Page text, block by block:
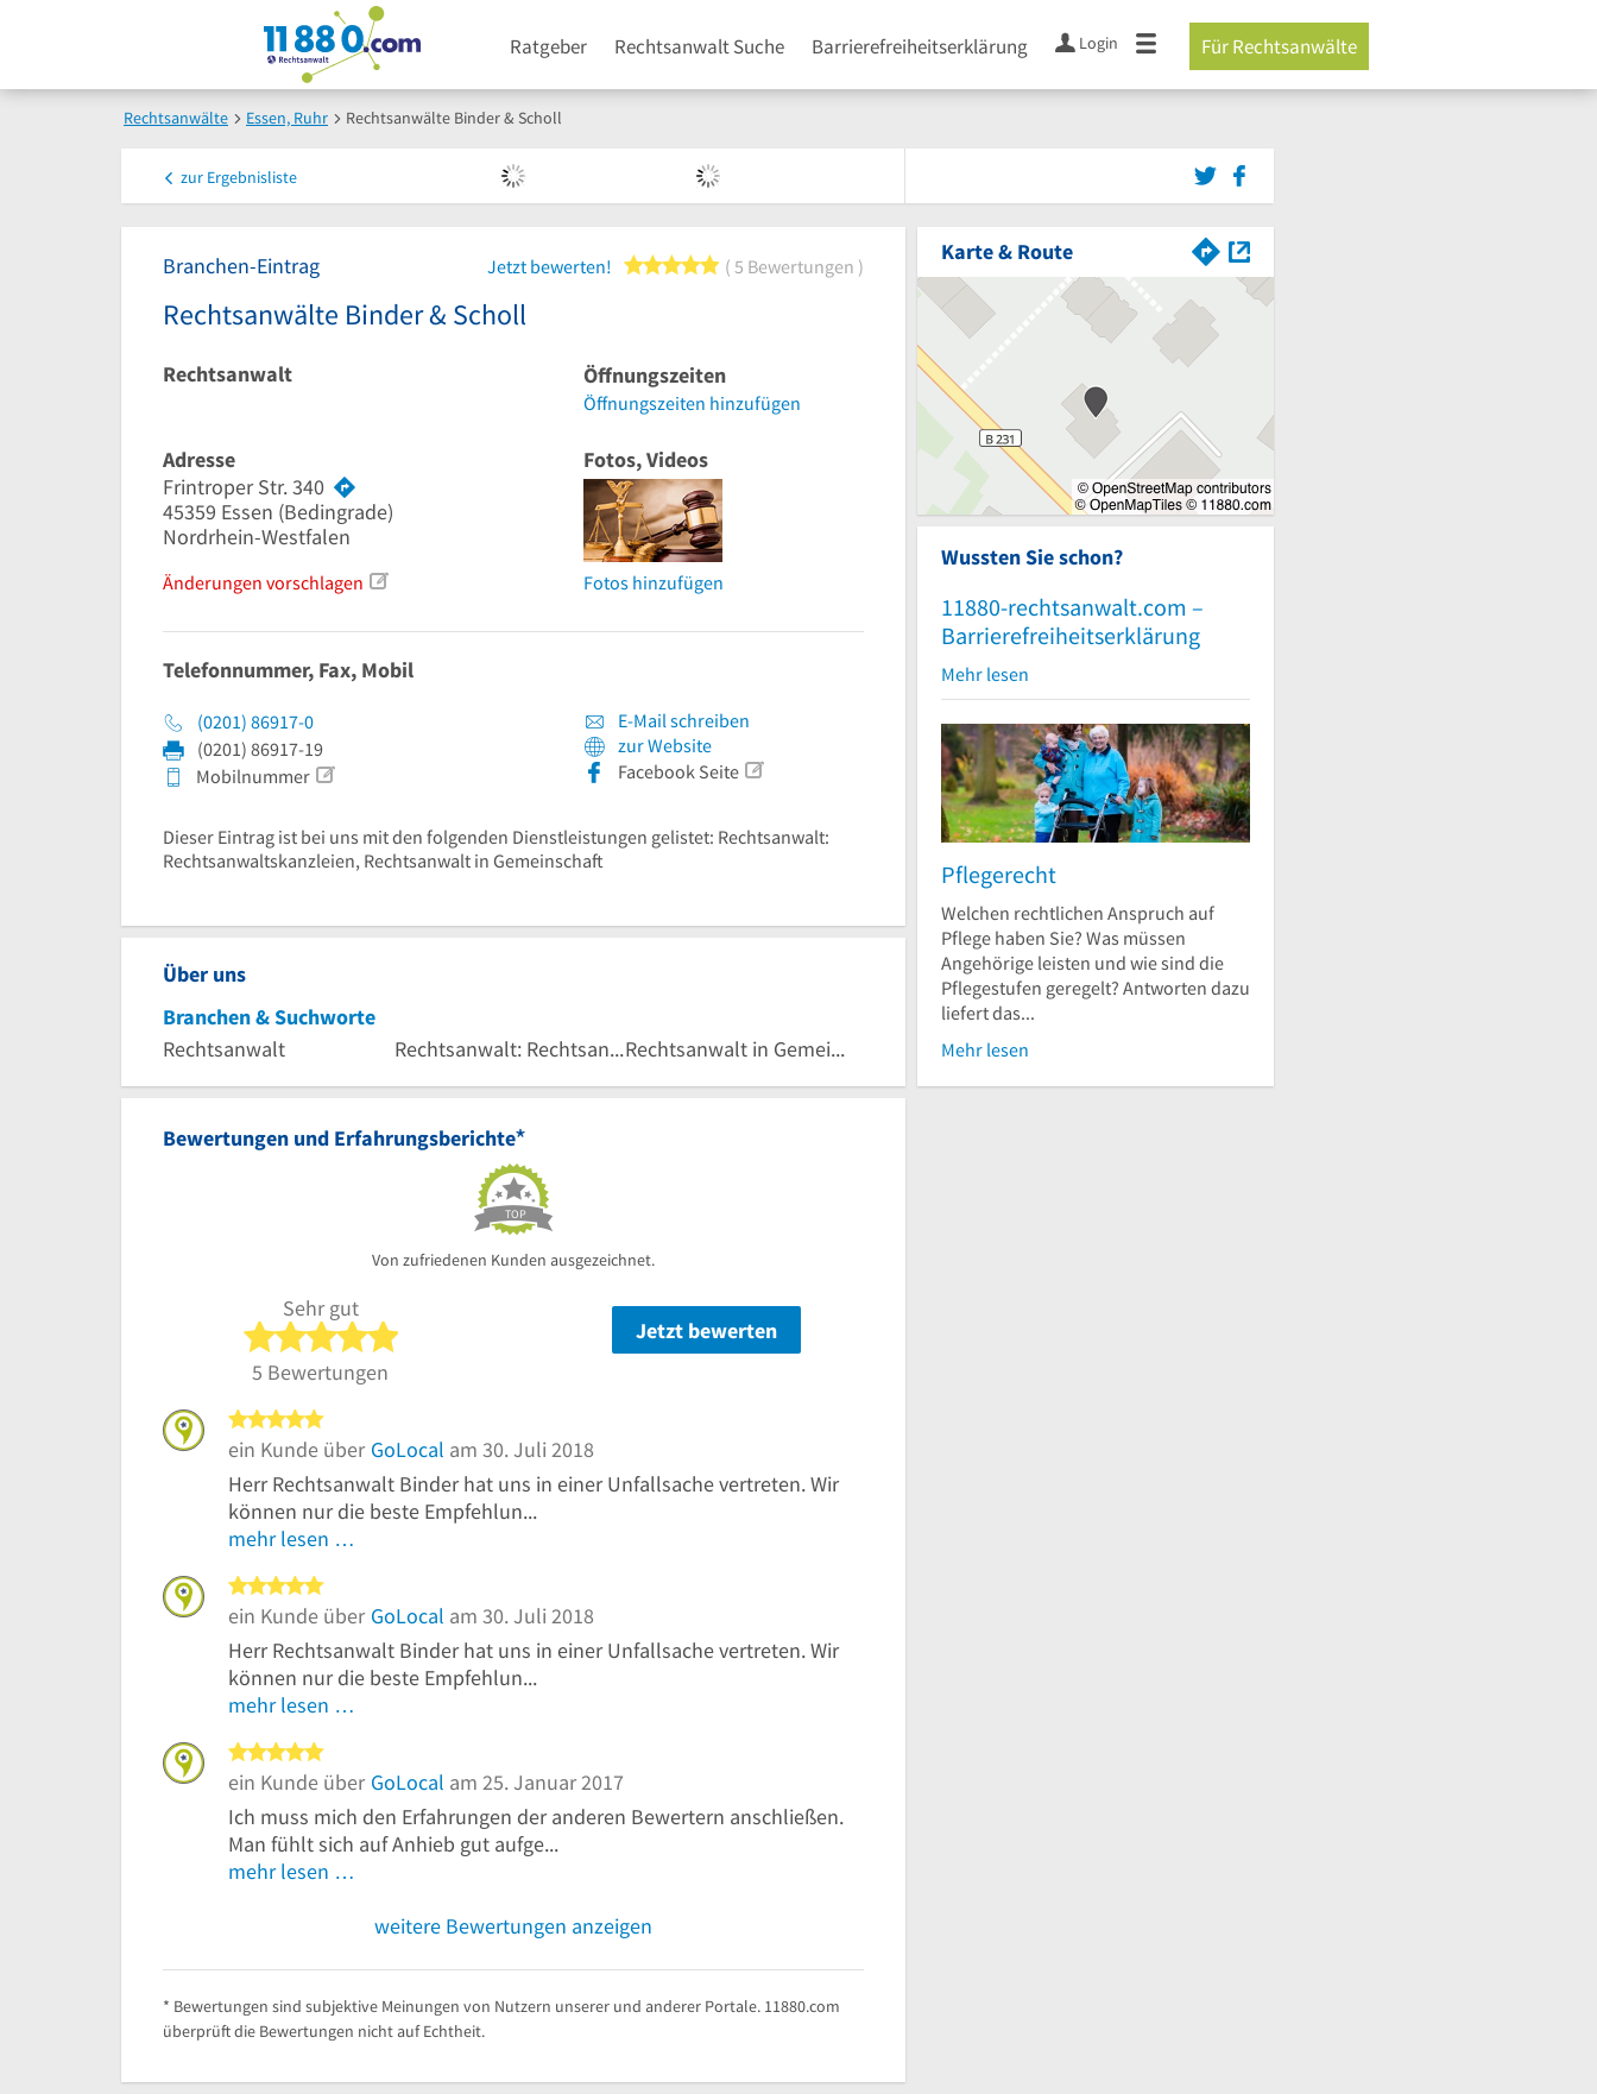
Ratgeber Rechtsanwalt Suche Barrierefreiheitserklärung Login Für Rechtsanwälte
Rechtsanwälte Essen, Ruhr Rechtsanwälte Binder & Scholl
zur Ergebnisliste
Branchen-Eintrag Jetzt bewerten! 5 von 5 Sternen
5 Bewertungen
Rechtsanwälte Binder & Scholl
Rechtsanwalt Öffnungszeiten
Öffnungszeiten hinzufügen
Adresse
Frintroper Str. 340
45359 Essen (Bedingrade)
Nordrhein-Westfalen
Änderungen vorschlagen
Fotos, Videos
Fotos hinzufügen
Telefonnummer, Fax, Mobil
(0201) 86917-0
(0201) 86917-19
Mobilnummer
E-Mail schreiben
zur Website
Facebook Seite
Dieser Eintrag ist bei uns mit den folgenden Dienstleistungen gelistet: Rechtsanwalt:
Rechtsanwaltskanzleien, Rechtsanwalt in Gemeinschaft
Über uns
Branchen & Suchworte
Rechtsanwalt
Rechtsanwalt: Rechtsanwaltskanzleien Rechtsanwalt in Gemeinschaft
Bewertungen und Erfahrungsberichte*
TOP
Von zufriedenen Kunden ausgezeichnet.
Sehr gut
5 von 5 Sternen
5 Bewertungen
Jetzt bewerten
ein Kunde über GoLocal am 30. Juli 2018
Herr Rechtsanwalt Binder hat uns in einer Unfallsache vertreten. Wir
können nur die beste Empfehlun...
mehr lesen …
ein Kunde über GoLocal am 30. Juli 2018
Herr Rechtsanwalt Binder hat uns in einer Unfallsache vertreten. Wir
können nur die beste Empfehlun...
mehr lesen …
ein Kunde über GoLocal am 25. Januar 2017
Ich muss mich den Erfahrungen der anderen Bewertern anschließen.
Man fühlt sich auf Anhieb gut aufge...
mehr lesen …
weitere Bewertungen anzeigen
* Bewertungen sind subjektive Meinungen von Nutzern unserer und anderer Portale. 11880.com
überprüft die Bewertungen nicht auf Echtheit.
Karte & Route
Wussten Sie schon?
11880-rechtsanwalt.com –
Barrierefreiheitserklärung
Mehr lesen
Pflegerecht
Welchen rechtlichen Anspruch auf
Pflege haben Sie? Was müssen
Angehörige leisten und wie sind die
Pflegestufen geregelt? Antworten dazu
liefert das...
Mehr lesen